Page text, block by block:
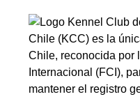
Chile (KCC) es la
Chile, reconocida por
Internacional (FCI),
mantener el registro